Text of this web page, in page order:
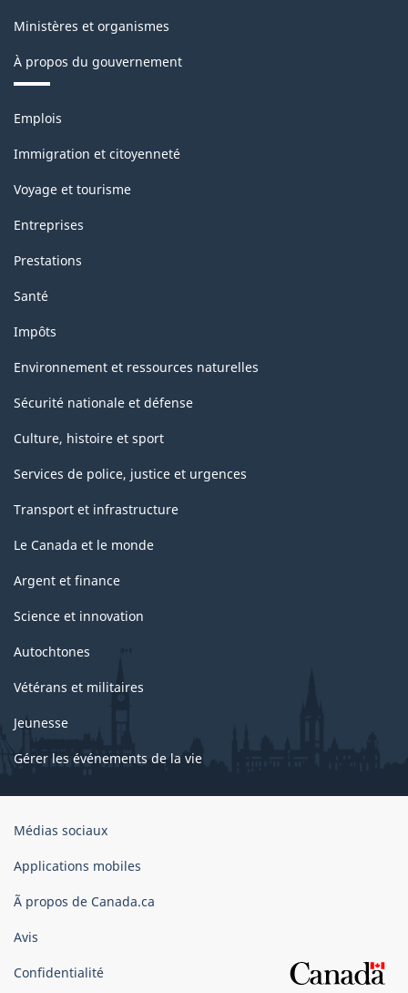
Ministères et organismes
À propos du gouvernement
Thèmes
sujets
Emplois
Immigration et citoyenneté
Voyage et tourisme
Entreprises
Prestations
Santé
Impôts
Environnement et ressources naturelles
Sécurité nationale et défense
Culture, histoire et sport
Services de police, justice et urgences
Transport et infrastructure
Le Canada et le monde
Argent et finance
Science et innovation
Autochtones
Vétérans et militaires
Jeunesse
Gérer les événements de la vie
Organisation
gouvernement
Canada
Médias sociaux
Applications mobiles
Ã propos de Canada.ca
Avis
Confidentialité